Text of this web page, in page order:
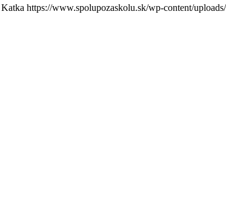
Katka https://www.spolupozaskolu.sk/wp-content/